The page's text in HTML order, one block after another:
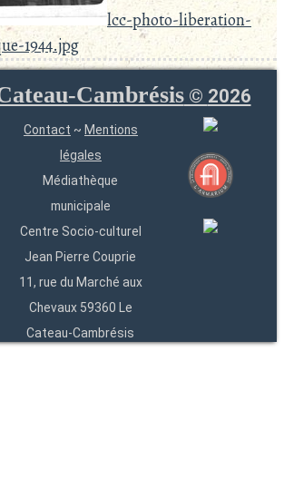
lcc-photo-liberation-
1944.jpg
Cambrésis© 2026
Contact ~ Mentions
légales
Médiathèque
municipale
Centre Socio-culturel
Jean Pierre Couprie
11, rue du Marché aux
Chevaux 59360 Le
Cateau-Cambrésis